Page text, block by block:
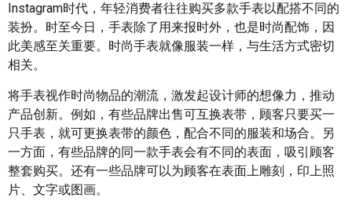
Instagram时代，年轻消费者往往购买多款手表以配搭不同的
装扮。时至今日，手表除了用来报时外，也是时尚配饰，因
此美感至关重要。时尚手表就像服装一样，与生活方式密切
相关。
将手表视作时尚物品的潮流，激发起设计师的想像力，推动
产品创新。例如，有些品牌出售可互换表带，顾客只要买一
只手表，就可更换表带的颜色，配合不同的服装和场合。另
一方面，有些品牌的同一款手表会有不同的表面，吸引顾客
整套购买。还有一些品牌可以为顾客在表面上雕刻，印上照
片、文字或图画。